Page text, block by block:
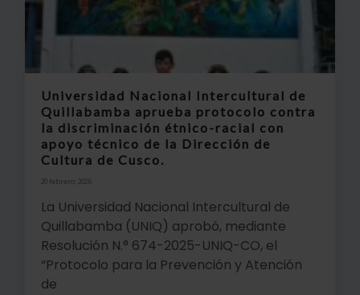
Universidad Nacional Intercultural de
Quillabamba aprueba protocolo contra
la discriminación étnico-racial con
apoyo técnico de la Dirección de
Cultura de Cusco.
20 febrero, 2026
La Universidad Nacional Intercultural de
Quillabamba (UNIQ) aprobó, mediante
Resolución N.° 674-2025-UNIQ-CO, el
“Protocolo para la Prevención y Atención
de